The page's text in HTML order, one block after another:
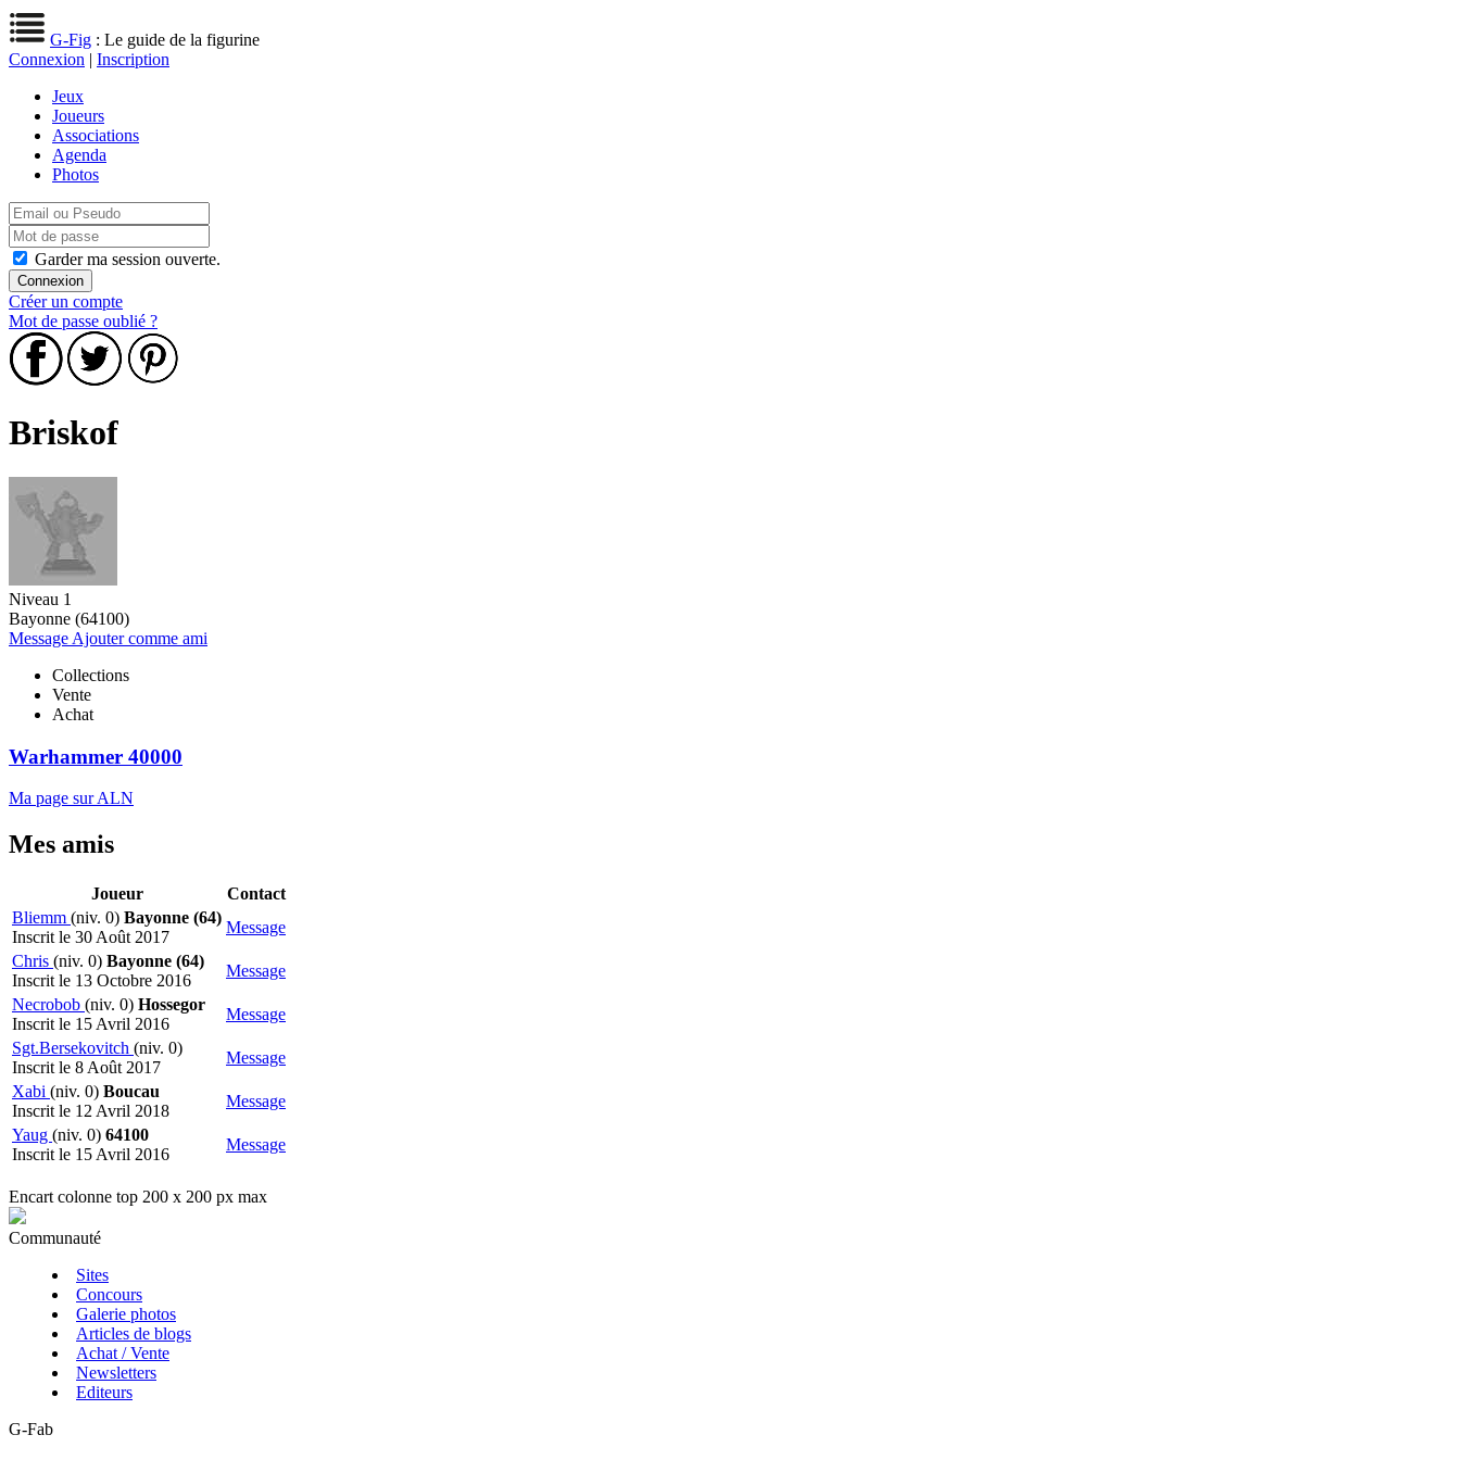
G-Fig : Le guide de la figurine
Connexion | Inscription
Jeux
Joueurs
Associations
Agenda
Photos
Garder ma session ouverte.
Créer un compte
Mot de passe oublié ?
Briskof
Niveau 1
Bayonne (64100)
Message Ajouter comme ami
Collections
Vente
Achat
Warhammer 40000
Ma page sur ALN
Mes amis
Joueur
Contact
Bliemm (niv. 0) Bayonne (64)
Inscrit le 30 Août 2017
Message
Chris (niv. 0) Bayonne (64)
Inscrit le 13 Octobre 2016
Message
Necrobob (niv. 0) Hossegor
Inscrit le 15 Avril 2016
Message
Sgt.Bersekovitch (niv. 0)
Inscrit le 8 Août 2017
Message
Xabi (niv. 0) Boucau
Inscrit le 12 Avril 2018
Message
Yaug (niv. 0) 64100
Inscrit le 15 Avril 2016
Message
Encart colonne top 200 x 200 px max
Communauté
Sites
Concours
Galerie photos
Articles de blogs
Achat / Vente
Newsletters
Editeurs
G-Fab